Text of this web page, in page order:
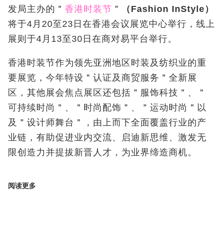
发局主办的＂ 香港时装节 ＂ （ Fashion InStyle）
将于4 月 20至23 日在香港会议展览中心举行，线上
展则于4 月 13至30 日在商对易平台举行。
香港时装节作为领先亚洲地区时装及纺织业的重
要展览，今年特设＂认证及商贸服务＂全新展
区，其他展会焦点展区还包括＂服饰科技＂、＂
可持续时尚＂、＂时尚配饰＂、＂运动时尚＂以
及＂设计师舞台＂，由上而下全面覆盖行业的产
业链，有助促进业内交流、启迪新思维、激发无
限创造力并提拔新晋人才，为业界缔造商机。
阅读更多